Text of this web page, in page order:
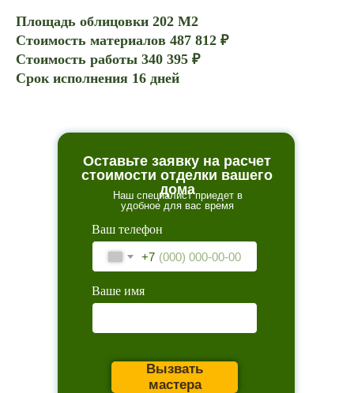
Площадь облицовки 202 М2
Стоимость материалов 487 812 ₽
Стоимость работы 340 395 ₽
Срок исполнения 16 дней
Ваш телефон
+7
Ваше имя
Вызвать
мастера
Оставьте заявку на расчет
стоимости отделки вашего
дома
Наш специалист приедет в
удобное для вас время